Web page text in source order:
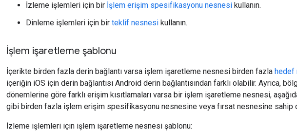
İzleme işlemleri için bir İşlem erişim spesifikasyonu nesnesi kullanın.
Dinleme işlemleri için bir teklif nesnesi kullanın.
İşlem işaretleme şablonu
İçerikte birden fazla derin bağlantı varsa işlem işaretleme nesnesi birden fazla hedef
içeriğin iOS için derin bağlantısı Android derin bağlantısından farklı olabilir. Ayrıca,
dönemlerine göre farklı erişim kısıtlamaları varsa bir işlem işaretleme nesnesi,
gibi birden fazla işlem erişim spesifikasyonu nesnesine veya fırsat nesnesine sahip
İzleme işlemleri için işlem işaretleme nesnesi şablonu: